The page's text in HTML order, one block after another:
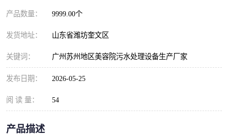
产品数量： 9999.00个
发货地址： 山东省潍坊奎文区
关键词： 广州苏州地区美容院污水处理设备生产厂家
发布日期： 2026-05-25
阅 读 量： 54
产品描述